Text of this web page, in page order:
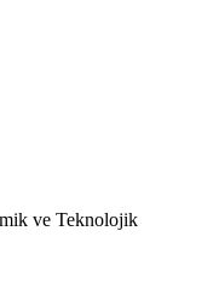
ve Teknolojik